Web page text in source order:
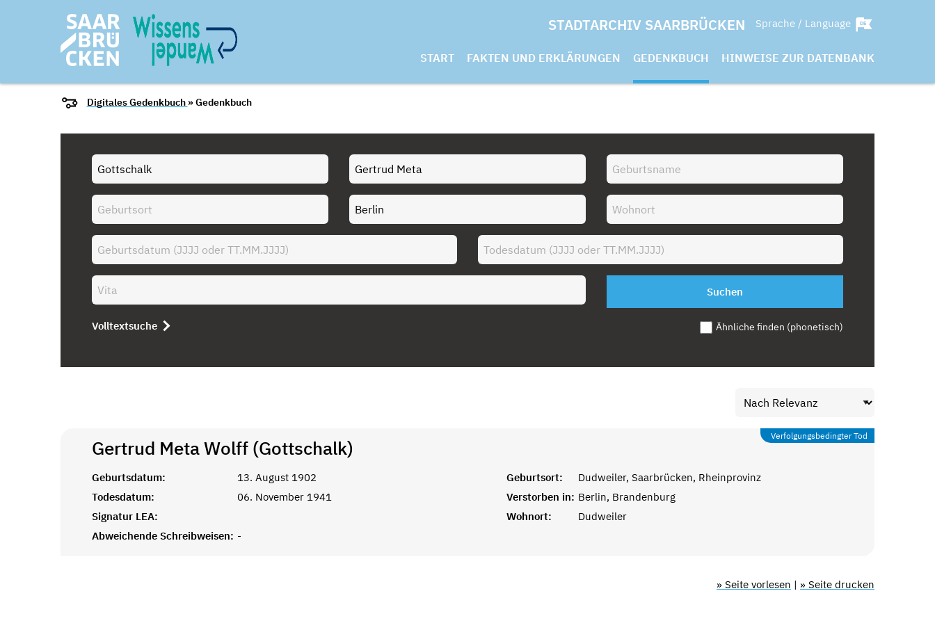
STADTARCHIV SAARBRÜCKEN Sprache / Language
START FAKTEN UND ERKLÄRUNGEN GEDENKBUCH HINWEISE ZUR DATENBANK
Digitales Gedenkbuch » Gedenkbuch
Suchen
Volltextsuche Ähnliche finden (phonetisch)
Verfolgungsbedingter Tod
Gertrud Meta Wolff (Gottschalk)
Geburtsdatum: 13. August 1902 Geburtsort:
Dudweiler, Saarbrücken, Rheinprovinz
Todesdatum:
06. November 1941 Verstorben in: Berlin, Brandenburg
Signatur LEA:
Wohnort:
Dudweiler
Abweichende Schreibweisen: -
» Seite vorlesen | » Seite drucken